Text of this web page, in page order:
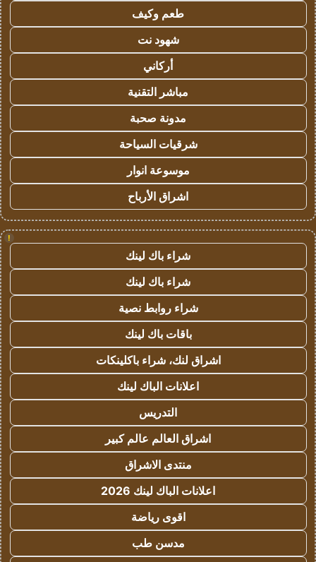
طعم وكيف
شهود نت
أركاني
مباشر التقنية
مدونة صحبة
شرقيات السياحة
موسوعة انوار
اشراق الأرباح
!
شراء باك لينك
شراء باك لينك
شراء روابط نصية
باقات باك لينك
اشراق لنك، شراء باكلينكات
اعلانات الباك لينك
التدريس
اشراق العالم عالم كبير
منتدى الاشراق
اعلانات الباك لينك 2026
اقوى رياضة
مدسن طب